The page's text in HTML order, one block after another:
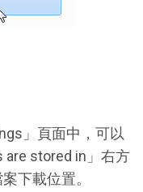
」頁面中，可以
are stored in」右方
下載位置。